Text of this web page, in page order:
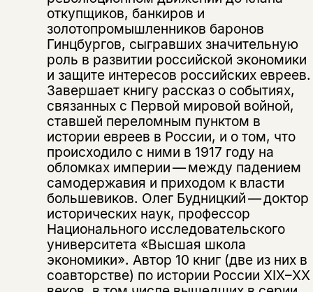
откупщиков, банкиров и
золотопромышленников баронов
Гинцбургов, сыгравших значительную
роль в развитии российской экономики
и защите интересов российских евреев.
Завершает книгу рассказ о событиях,
связанных с Первой мировой войной,
ставшей переломным пунктом в
истории евреев в России, и о том, что
происходило с ними в 1917 году на
обломках империи — между падением
самодержавия и приходом к власти
большевиков. Олег Будницкий — доктор
исторических наук, профессор
Национального исследовательского
университета «Высшая школа
экономики». Автор 10 книг (две из них в
соавторстве) по истории России XIX–XX